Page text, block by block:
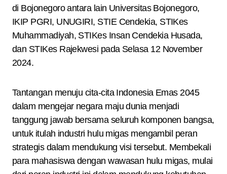
di Bojonegoro antara lain Universitas Bojonegoro,
IKIP PGRI, UNUGIRI, STIE Cendekia, STIKes
Muhammadiyah, STIKes Insan Cendekia Husada,
dan STIKes Rajekwesi pada Selasa 12 November
2024.
Tantangan menuju cita-cita Indonesia Emas 2045
dalam mengejar negara maju dunia menjadi
tanggung jawab bersama seluruh komponen bangsa,
untuk itulah industri hulu migas mengambil peran
strategis dalam mendukung visi tersebut. Membekali
para mahasiswa dengan wawasan hulu migas, mulai